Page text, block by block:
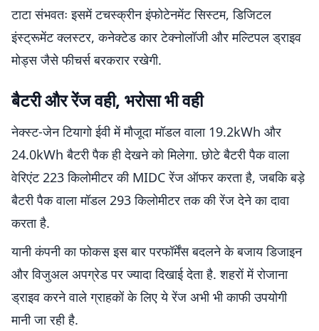
टाटा संभवतः इसमें टचस्क्रीन इंफोटेनमेंट सिस्टम, डिजिटल
इंस्ट्रूमेंट क्लस्टर, कनेक्टेड कार टेक्नोलॉजी और मल्टिपल ड्राइव
मोड्स जैसे फीचर्स बरकरार रखेगी.
बैटरी और रेंज वही, भरोसा भी वही
नेक्स्ट-जेन टियागो ईवी में मौजूदा मॉडल वाला 19.2kWh और
24.0kWh बैटरी पैक ही देखने को मिलेगा. छोटे बैटरी पैक वाला
वेरिएंट 223 किलोमीटर की MIDC रेंज ऑफर करता है, जबकि बड़े
बैटरी पैक वाला मॉडल 293 किलोमीटर तक की रेंज देने का दावा
करता है.
यानी कंपनी का फोकस इस बार परफॉर्मेंस बदलने के बजाय डिजाइन
और विजुअल अपग्रेड पर ज्यादा दिखाई देता है. शहरों में रोजाना
ड्राइव करने वाले ग्राहकों के लिए ये रेंज अभी भी काफी उपयोगी
मानी जा रही है.